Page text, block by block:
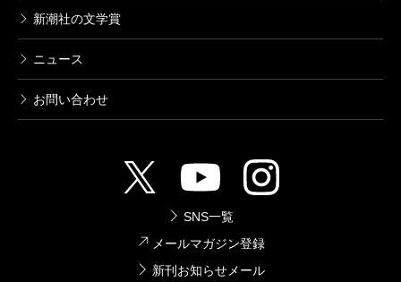
新潮社の文学賞
ニュース
お問い合わせ
SNS一覧
メールマガジン登録
新刊お知らせメール